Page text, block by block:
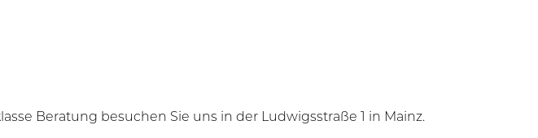
Beratung besuchen Sie uns in der Ludwigsstraße 1 in Mainz.